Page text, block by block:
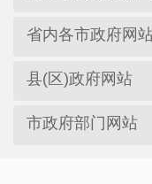
省内各市政府网
县(区)政府网站
市政府部门网站